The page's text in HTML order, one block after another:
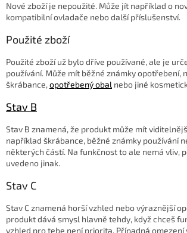
Nové zboží je nepoužité. Může jít například o
kompatibilní ovladače nebo další příslušenství.
Použité zboží
Použité zboží už bylo dříve používané, ale je
používání. Může mít běžné známky opotřebení,
škrábance, opotřebený obal nebo jiné
Stav B
Stav B znamená, že produkt může mít
například škrábance, běžné známky používání
některých částí. Na funkčnost to ale nemá vliv,
uvedeno jinak.
Stav C
Stav C znamená horší vzhled nebo výraznější
produkt dává smysl hlavně tehdy, když chceš
vzhled pro tebe není priorita. Případná omezení